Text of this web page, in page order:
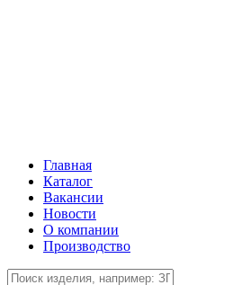
Главная
Каталог
Вакансии
Новости
О компании
Производство